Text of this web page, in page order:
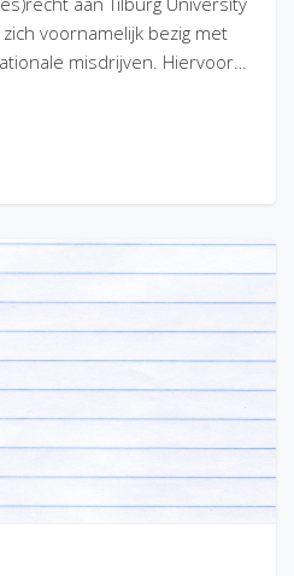
voornamelijk bezig met
misdrijven. Hiervoor…